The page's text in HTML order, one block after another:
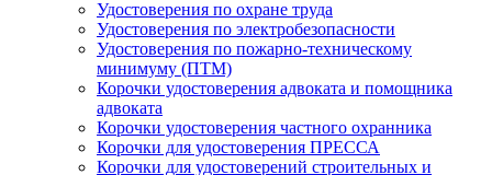
Удостоверения по охране труда
Удостоверения по электробезопасности
Удостоверения по пожарно-техническому
минимуму (ПТМ)
Корочки удостоверения адвоката и помощника
адвоката
Корочки удостоверения частного охранника
Корочки для удостоверения ПРЕССА
Корочки для удостоверений строительных и